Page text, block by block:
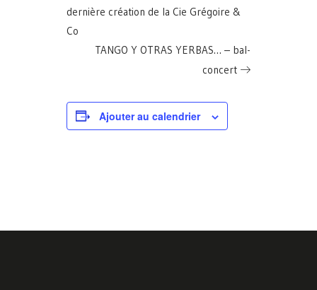
dernière création de la Cie Grégoire &
Co
TANGO Y OTRAS YERBAS… – bal-
concert
Ajouter au calendrier